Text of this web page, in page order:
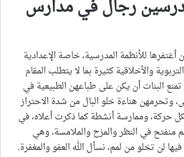
رجال في مدارس
للأنظمة المدرسية، خاصة الإعدادية
والأخلاقية كثيرة بما لا يتطلب المقام
تمنع البنات أن يكن على طباعهن الطبيعية في
هناءة خلو البال من شدة الاحتراز
حركة، وممارسة أنشطة كما ذكرت أعلاه، في
في النظر والمزح والملامسة، وهي
لن تخلو من لمم، نسأل الله العفو والمغفرة.